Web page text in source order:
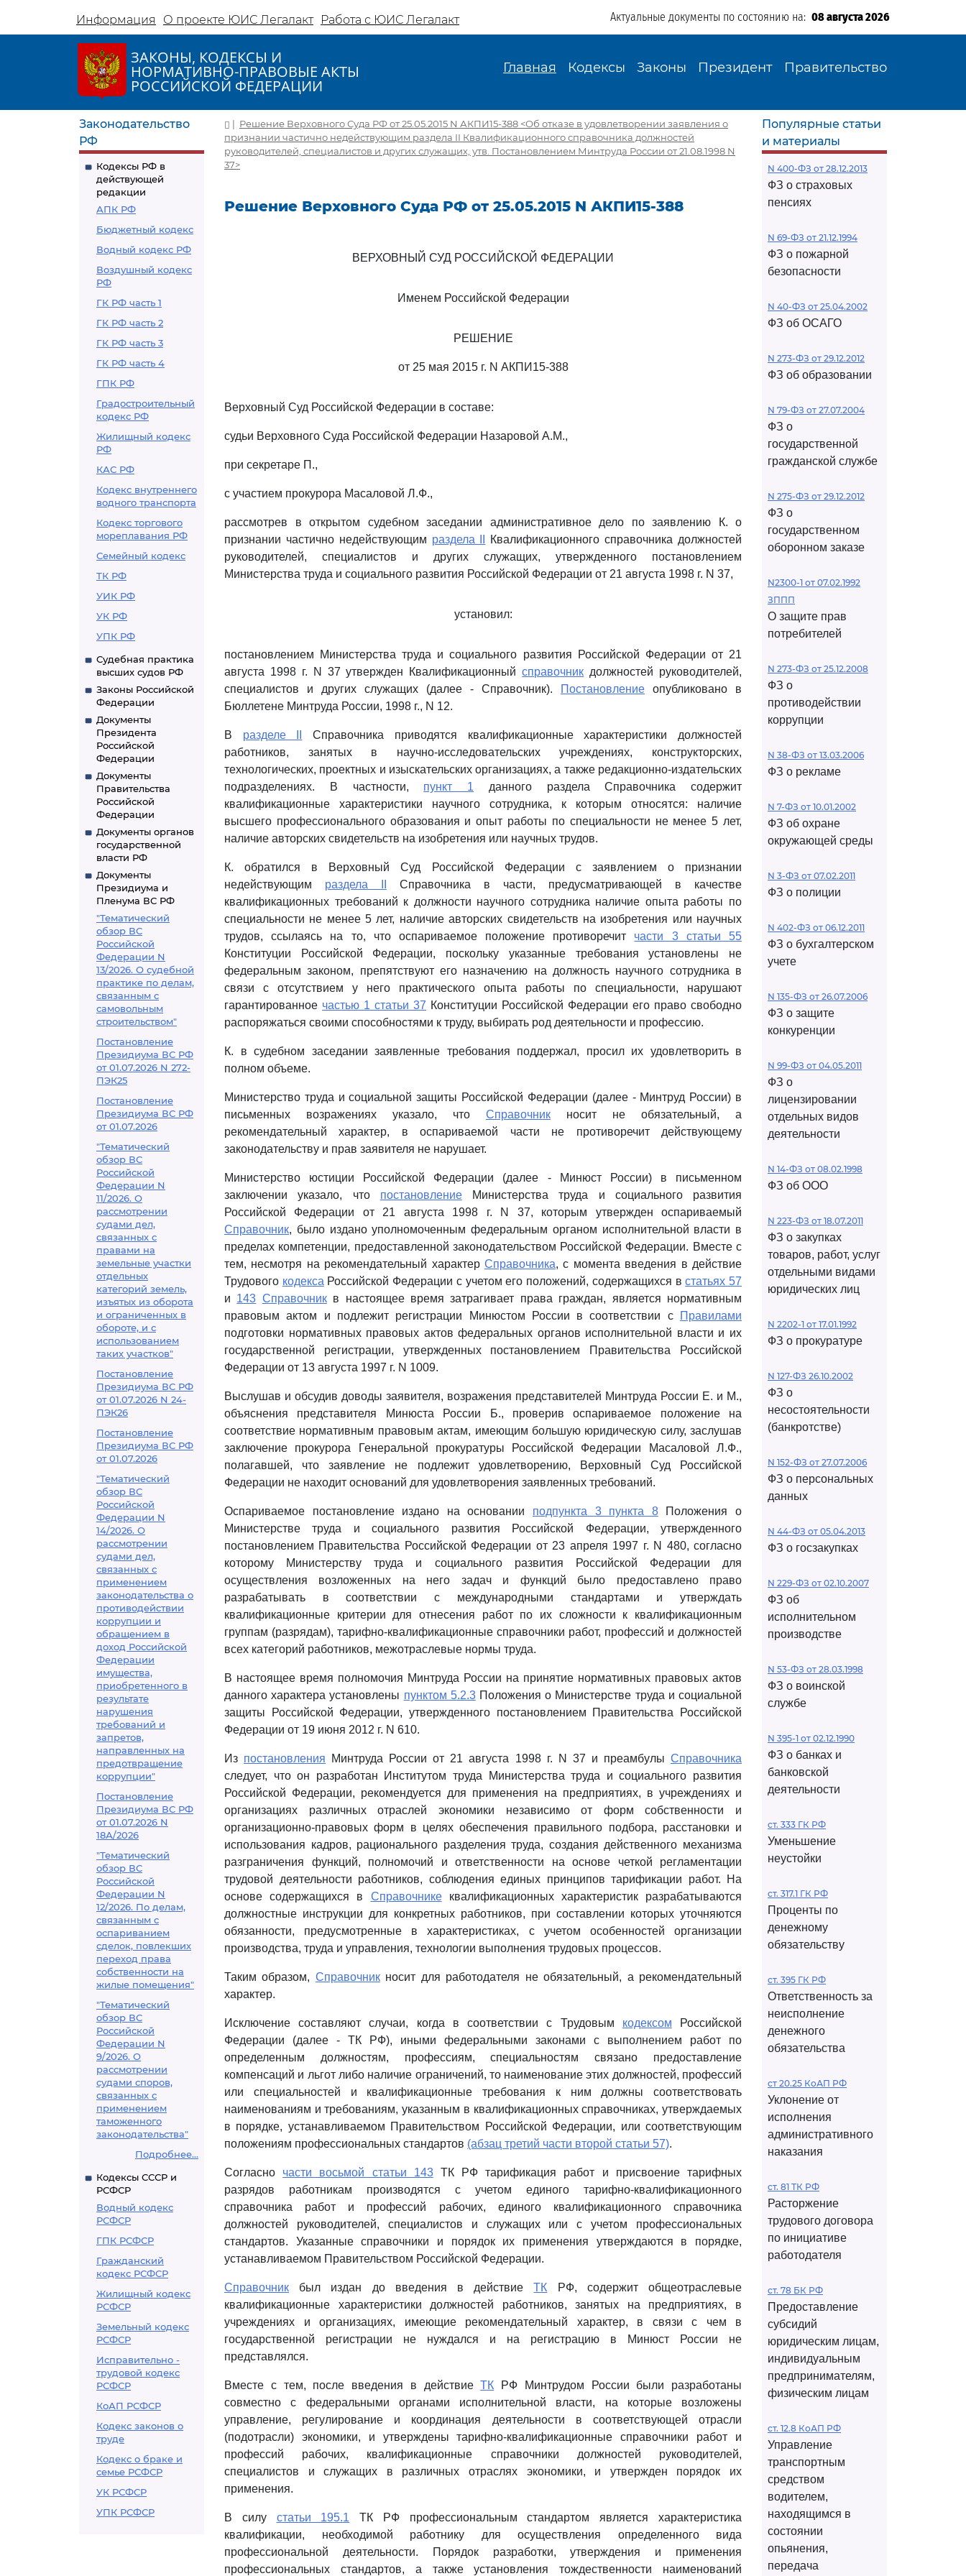
Информация О проекте ЮИС Легалакт Работа с ЮИС Легалакт Актуальные документы по состоянию на: 08 августа 2026
ЗАКОНЫ, КОДЕКСЫ И
НОРМАТИВНО-ПРАВОВЫЕ АКТЫ
РОССИЙСКОЙ ФЕДЕРАЦИИ
Главная Кодексы Законы Президент Правительство
Законодательство
РФ
Кодексы РФ в
действующей
редакции
АПК РФ
Бюджетный кодекс
Водный кодекс РФ
Воздушный кодекс
РФ
ГК РФ часть 1
ГК РФ часть 2
ГК РФ часть 3
ГК РФ часть 4
ГПК РФ
Градостроительный
кодекс РФ
Жилищный кодекс
РФ
КАС РФ
Кодекс внутреннего
водного транспорта
Кодекс торгового
мореплавания РФ
Семейный кодекс
ТК РФ
УИК РФ
УК РФ
УПК РФ
Судебная практика
высших судов РФ
Законы Российской
Федерации
Документы
Президента
Российской
Федерации
Документы
Правительства
Российской
Федерации
Документы органов
государственной
власти РФ
Документы
Президиума и
Пленума ВС РФ
"Тематический
обзор ВС
Российской
Федерации N
13/2026. О судебной
практике по делам,
связанным с
самовольным
строительством"
Постановление
Президиума ВС РФ
от 01.07.2026 N 272-
ПЭК25
Постановление
Президиума ВС РФ
от 01.07.2026
"Тематический
обзор ВС
Российской
Федерации N
11/2026. О
рассмотрении
судами дел,
связанных с
правами на
земельные участки
отдельных
категорий земель,
изъятых из оборота
и ограниченных в
обороте, и с
использованием
таких участков"
Постановление
Президиума ВС РФ
от 01.07.2026 N 24-
ПЭК26
Постановление
Президиума ВС РФ
от 01.07.2026
"Тематический
обзор ВС
Российской
Федерации N
14/2026. О
рассмотрении
судами дел,
связанных с
применением
законодательства о
противодействии
коррупции и
обращением в
доход Российской
Федерации
имущества,
приобретенного в
результате
нарушения
требований и
запретов,
направленных на
предотвращение
коррупции"
Постановление
Президиума ВС РФ
от 01.07.2026 N
18А/2026
"Тематический
обзор ВС
Российской
Федерации N
12/2026. По делам,
связанным с
оспариванием
сделок, повлекших
переход права
собственности на
жилые помещения"
"Тематический
обзор ВС
Российской
Федерации N
9/2026. О
рассмотрении
судами споров,
связанных с
применением
таможенного
законодательства"
Подробнее...
Кодексы СССР и
РСФСР
Водный кодекс
РСФСР
ГПК РСФСР
Гражданский
кодекс РСФСР
Жилищный кодекс
РСФСР
Земельный кодекс
РСФСР
Исправительно -
трудовой кодекс
РСФСР
КоАП РСФСР
Кодекс законов о
труде
Кодекс о браке и
семье РСФСР
УК РСФСР
УПК РСФСР
| Решение Верховного Суда РФ от 25.05.2015 N АКПИ15-388 <Об отказе в удовлетворении заявления о
признании частично недействующим раздела II Квалификационного справочника должностей
руководителей, специалистов и других служащих, утв. Постановлением Минтруда России от 21.08.1998 N
37>
Решение Верховного Суда РФ от 25.05.2015 N АКПИ15-388
ВЕРХОВНЫЙ СУД РОССИЙСКОЙ ФЕДЕРАЦИИ
Именем Российской Федерации
РЕШЕНИЕ
от 25 мая 2015 г. N АКПИ15-388
Верховный Суд Российской Федерации в составе:
судьи Верховного Суда Российской Федерации Назаровой А.М.,
при секретаре П.,
с участием прокурора Масаловой Л.Ф.,
рассмотрев в открытом судебном заседании административное дело по заявлению К. о
признании частично недействующим раздела II
Квалификационного справочника должностей
руководителей, специалистов и других служащих, утвержденного постановлением
Министерства труда и социального развития Российской Федерации от 21 августа 1998 г. N 37,
установил:
постановлением Министерства труда и социального развития Российской Федерации от 21
августа 1998 г. N 37 утвержден Квалификационныйсправочник должностей руководителей,
специалистов и других служащих (далее - Справочник).
Постановление опубликовано в
Бюллетене Минтруда России, 1998 г., N 12.
В разделе II
Справочника приводятся квалификационные характеристики должностей
работников, занятых в научно-исследовательских учреждениях, конструкторских,
технологических, проектных и изыскательских организациях, а также редакционно-издательских
подразделениях. В частности, пункт 1 данного раздела Справочника содержит
квалификационные характеристики научного сотрудника, к которым относятся: наличие
высшего профессионального образования и опыт работы по специальности не менее 5 лет,
наличие авторских свидетельств на изобретения или научных трудов.
К. обратился в Верховный Суд Российской Федерации с заявлением о признании
недействующим раздела II
Справочника в части, предусматривающей в качестве
квалификационных требований к должности научного сотрудника наличие опыта работы по
специальности не менее 5 лет, наличие авторских свидетельств на изобретения или научных
трудов, ссылаясь на то, что оспариваемое положение противоречит части 3 статьи 55
Конституции Российской Федерации, поскольку указанные требования установлены не
федеральным законом, препятствуют его назначению на должность научного сотрудника в
связи с отсутствием у него практического опыта работы по специальности, нарушают
гарантированное частью 1 статьи 37 Конституции Российской Федерации его право свободно
распоряжаться своими способностями к труду, выбирать род деятельности и профессию.
К. в судебном заседании заявленные требования поддержал, просил их удовлетворить в
полном объеме.
Министерство труда и социальной защиты Российской Федерации (далее - Минтруд России) в
письменных возражениях указало, что Справочник носит не обязательный, а
рекомендательный характер, в оспариваемой части не противоречит действующему
законодательству и прав заявителя не нарушает.
Министерство юстиции Российской Федерации (далее - Минюст России) в письменном
заключении указало, что постановлениеМинистерства труда и социального развития
Российской Федерации от 21 августа 1998 г. N 37, которым утвержден оспариваемый
Справочник, было издано уполномоченным федеральным органом исполнительной власти в
пределах компетенции, предоставленной законодательством Российской Федерации. Вместе с
тем, несмотря на рекомендательный характер Справочника, с момента введения в действие
Трудового кодекса Российской Федерации с учетом его положений, содержащихся встатьях 57
и 143 Справочникв настоящее время затрагивает права граждан, является нормативным
правовым актом и подлежит регистрации Минюстом России в соответствии с
Правилами
подготовки нормативных правовых актов федеральных органов исполнительной власти и их
государственной регистрации, утвержденных постановлением Правительства Российской
Федерации от 13 августа 1997 г. N 1009.
Выслушав и обсудив доводы заявителя, возражения представителей Минтруда России Е. и М.,
объяснения представителя Минюста России Б., проверив оспариваемое положение на
соответствие нормативным правовым актам, имеющим большую юридическую силу, заслушав
заключение прокурора Генеральной прокуратуры Российской Федерации Масаловой Л.Ф.,
полагавшей, что заявление не подлежит удовлетворению, Верховный Суд Российской
Федерации не находит оснований для удовлетворения заявленных требований.
Оспариваемое постановление издано на основании подпункта 3 пункта 8Положения о
Министерстве труда и социального развития Российской Федерации, утвержденного
постановлением Правительства Российской Федерации от 23 апреля 1997 г. N 480, согласно
которому Министерству труда и социального развития Российской Федерации для
осуществления возложенных на него задач и функций было предоставлено право
разрабатывать в соответствии с международными стандартами и утверждать
квалификационные критерии для отнесения работ по их сложности к квалификационным
группам (разрядам), тарифно-квалификационные справочники работ, профессий и должностей
всех категорий работников, межотраслевые нормы труда.
В настоящее время полномочия Минтруда России на принятие нормативных правовых актов
данного характера установлены пунктом 5.2.3Положения о Министерстве труда и социальной
защиты Российской Федерации, утвержденного постановлением Правительства Российской
Федерации от 19 июня 2012 г. N 610.
Из постановления Минтруда России от 21 августа 1998 г. N 37 и преамбулыСправочника
следует, что он разработан Институтом труда Министерства труда и социального развития
Российской Федерации, рекомендуется для применения на предприятиях, в учреждениях и
организациях различных отраслей экономики независимо от форм собственности и
организационно-правовых форм в целях обеспечения правильного подбора, расстановки и
использования кадров, рационального разделения труда, создания действенного механизма
разграничения функций, полномочий и ответственности на основе четкой регламентации
трудовой деятельности работников, соблюдения единых принципов тарификации работ. На
основе содержащихся в Справочникеквалификационных характеристик разрабатываются
должностные инструкции для конкретных работников, при составлении которых уточняются
обязанности, предусмотренные в характеристиках, с учетом особенностей организации
производства, труда и управления, технологии выполнения трудовых процессов.
Таким образом, Справочникносит для работодателя не обязательный, а рекомендательный
характер.
Исключение составляют случаи, когда в соответствии с Трудовым кодексом Российской
Федерации (далее - ТК РФ), иными федеральными законами с выполнением работ по
определенным должностям, профессиям, специальностям связано предоставление
компенсаций и льгот либо наличие ограничений, то наименование этих должностей, профессий
или специальностей и квалификационные требования к ним должны соответствовать
наименованиям и требованиям, указанным в квалификационных справочниках, утверждаемых
в порядке, устанавливаемом Правительством Российской Федерации, или соответствующим
положениям профессиональных стандартов (абзац третий части второй статьи 57).
Согласно части восьмой статьи 143ТК РФ тарификация работ и присвоение тарифных
разрядов работникам производятся с учетом единого тарифно-квалификационного
справочника работ и профессий рабочих, единого квалификационного справочника
должностей руководителей, специалистов и служащих или с учетом профессиональных
стандартов. Указанные справочники и порядок их применения утверждаются в порядке,
устанавливаемом Правительством Российской Федерации.
Справочник был издан до введения в действиеТК РФ, содержит общеотраслевые
квалификационные характеристики должностей работников, занятых на предприятиях, в
учреждениях и организациях, имеющие рекомендательный характер, в связи с чем в
государственной регистрации не нуждался и на регистрацию в Минюст России не
представлялся.
Вместе с тем, после введения в действиеТК РФ Минтрудом России были разработаны
совместно с федеральными органами исполнительной власти, на которые возложены
управление, регулирование и координация деятельности в соответствующей отрасли
(подотрасли) экономики, и утверждены тарифно-квалификационные справочники работ и
профессий рабочих, квалификационные справочники должностей руководителей,
специалистов и служащих в различных отраслях экономики, и утвержден порядок их
применения.
В силу статьи 195.1 ТК РФ профессиональным стандартом является характеристика
квалификации, необходимой работнику для осуществления определенного вида
профессиональной деятельности. Порядок разработки, утверждения и применения
профессиональных стандартов, а также установления тождественности наименований
Популярные статьи
и материалы
N 400-ФЗ от 28.12.2013
ФЗ о страховых
пенсиях
N 69-ФЗ от 21.12.1994
ФЗ о пожарной
безопасности
N 40-ФЗ от 25.04.2002
ФЗ об ОСАГО
N 273-ФЗ от 29.12.2012
ФЗ об образовании
N 79-ФЗ от 27.07.2004
ФЗ о
государственной
гражданской службе
N 275-ФЗ от 29.12.2012
ФЗ о
государственном
оборонном заказе
N2300-1 от 07.02.1992
ЗППП
О защите прав
потребителей
N 273-ФЗ от 25.12.2008
ФЗ о
противодействии
коррупции
N 38-ФЗ от 13.03.2006
ФЗ о рекламе
N 7-ФЗ от 10.01.2002
ФЗ об охране
окружающей среды
N 3-ФЗ от 07.02.2011
ФЗ о полиции
N 402-ФЗ от 06.12.2011
ФЗ о бухгалтерском
учете
N 135-ФЗ от 26.07.2006
ФЗ о защите
конкуренции
N 99-ФЗ от 04.05.2011
ФЗ о
лицензировании
отдельных видов
деятельности
N 14-ФЗ от 08.02.1998
ФЗ об ООО
N 223-ФЗ от 18.07.2011
ФЗ о закупках
товаров, работ, услуг
отдельными видами
юридических лиц
N 2202-1 от 17.01.1992
ФЗ о прокуратуре
N 127-ФЗ 26.10.2002
ФЗ о
несостоятельности
(банкротстве)
N 152-ФЗ от 27.07.2006
ФЗ о персональных
данных
N 44-ФЗ от 05.04.2013
ФЗ о госзакупках
N 229-ФЗ от 02.10.2007
ФЗ об
исполнительном
производстве
N 53-ФЗ от 28.03.1998
ФЗ о воинской
службе
N 395-1 от 02.12.1990
ФЗ о банках и
банковской
деятельности
ст. 333 ГК РФ
Уменьшение
неустойки
ст. 317.1 ГК РФ
Проценты по
денежному
обязательству
ст. 395 ГК РФ
Ответственность за
неисполнение
денежного
обязательства
ст 20.25 КоАП РФ
Уклонение от
исполнения
административного
наказания
ст. 81 ТК РФ
Расторжение
трудового договора
по инициативе
работодателя
ст. 78 БК РФ
Предоставление
субсидий
юридическим лицам,
индивидуальным
предпринимателям,
физическим лицам
ст. 12.8 КоАП РФ
Управление
транспортным
средством
водителем,
находящимся в
состоянии
опьянения,
передача